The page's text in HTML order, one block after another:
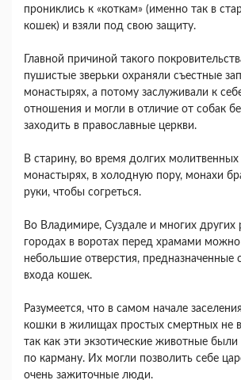
прониклись к «коткам» (именно так в
кошек) и взяли под свою защиту.
Главной причиной такого
пушистые зверьки охраняли съестные
монастырях, а потому заслуживали к
отношения и могли в отличие от собак
заходить в православные церкви.
В старину, во время долгих
монастырях, в холодную пору, монахи
руки, чтобы согреться.
Во Владимире, Суздале и многих других
городах в воротах перед храмами можно
небольшие отверстия, предназначенные
входа кошек.
Разумеется, что в самом начале
кошки в жилищах простых смертных не
так как эти экзотические животные
по карману. Их могли позволить себе
очень зажиточные люди.